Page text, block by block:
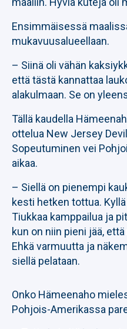
Ensimmäisessä
mukavuusalueellaan.
– Siinä oli vähän
että tästä kannattaa
alakulmaan. Se on
Tällä kaudella
ottelua New Jersey
Sopeutuminen vei
aikaa.
– Siellä on pienempi
kesti hetken tottua.
Tiukkaa kamppailua ja
kun on niin pieni jää,
Ehkä varmuutta ja
siellä pelataan.
Onko Hämeenaho
Pohjois-Amerikassa